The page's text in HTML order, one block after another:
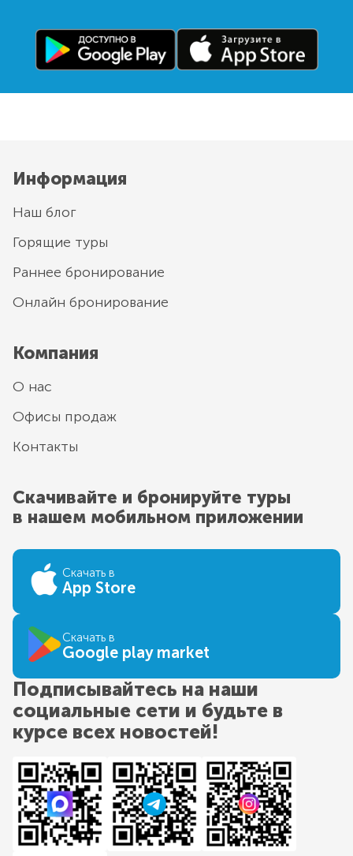
Информация
Наш блог
Горящие туры
Раннее бронирование
Онлайн бронирование
Компания
О нас
Офисы продаж
Контакты
Скачивайте и бронируйте туры
в нашем мобильном приложении
Скачать в
App Store
Скачать в
Google play market
Подписывайтесь на наши
социальные сети и будьте в
курсе всех новостей!